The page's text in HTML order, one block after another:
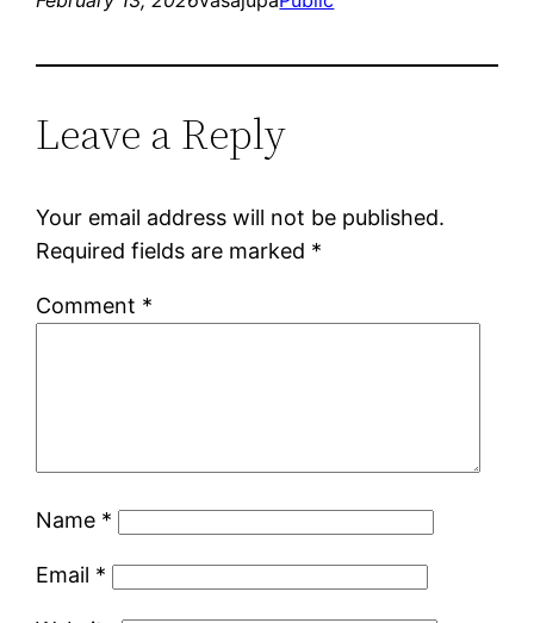
Leave a Reply
Your email address will not be published.
Required fields are marked *
Comment *
Name *
Email *